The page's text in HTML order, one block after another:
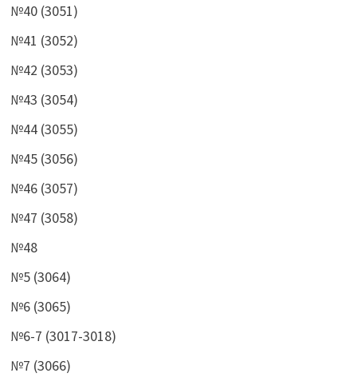
№40 (3051)
№41 (3052)
№42 (3053)
№43 (3054)
№44 (3055)
№45 (3056)
№46 (3057)
№47 (3058)
№48
№5 (3064)
№6 (3065)
№6-7 (3017-3018)
№7 (3066)